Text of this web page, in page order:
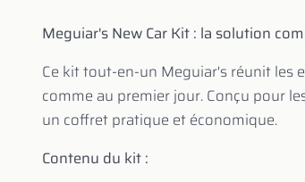
Meguiar's New Car Kit : la solution
Ce kit tout-en-un Meguiar's réunit les
comme au premier jour. Conçu pour
un coffret pratique et économique.
Contenu du kit :